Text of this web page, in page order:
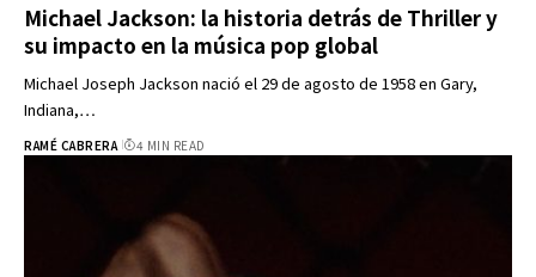
Michael Jackson: la historia detrás de Thriller y
su impacto en la música pop global
Michael Joseph Jackson nació el 29 de agosto de 1958 en Gary,
Indiana,…
RAMÉ CABRERA 4 MIN READ